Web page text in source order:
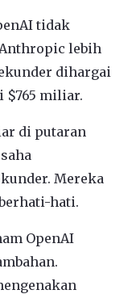
tidak
lebih
dihargai
$765 miliar.
di putaran
Mereka
hati.
OpenAI